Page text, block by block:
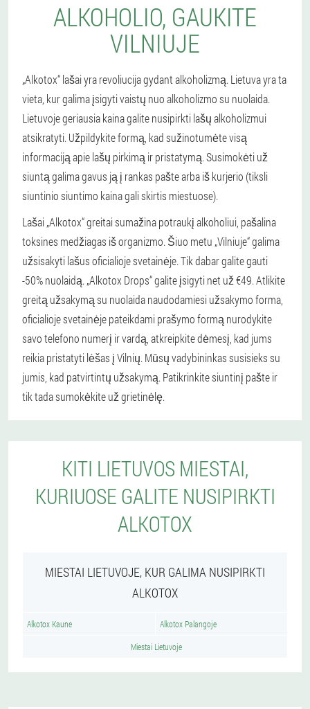
ALKOHOLIO, GAUKITE
VILNIUJE
„Alkotox“ lašai yra revoliucija gydant alkoholizmą. Lietuva yra ta
vieta, kur galima įsigyti vaistų nuo alkoholizmo su nuolaida.
Lietuvoje geriausia kaina galite nusipirkti lašų alkoholizmui
atsikratyti. Užpildykite formą, kad sužinotumėte visą
informaciją apie lašų pirkimą ir pristatymą. Susimokėti už
siuntą galima gavus ją į rankas pašte arba iš kurjerio (tiksli
siuntinio siuntimo kaina gali skirtis miestuose).
Lašai „Alkotox“ greitai sumažina potraukį alkoholiui, pašalina
toksines medžiagas iš organizmo. Šiuo metu „Vilniuje“ galima
užsisakyti lašus oficialioje svetainėje. Tik dabar galite gauti
-50% nuolaidą. „Alkotox Drops“ galite įsigyti net už €49. Atlikite
greitą užsakymą su nuolaida naudodamiesi užsakymo forma,
oficialioje svetainėje pateikdami prašymo formą nurodykite
savo telefono numerį ir vardą, atkreipkite dėmesį, kad jums
reikia pristatyti lėšas į Vilnių. Mūsų vadybininkas susisieks su
jumis, kad patvirtintų užsakymą. Patikrinkite siuntinį pašte ir
tik tada sumokėkite už grietinėlę.
KITI LIETUVOS MIESTAI,
KURIUOSE GALITE NUSIPIRKTI
ALKOTOX
MIESTAI LIETUVOJE, KUR GALIMA NUSIPIRKTI
ALKOTOX
Alkotox Kaune Alkotox Palangoje
Miestai Lietuvoje